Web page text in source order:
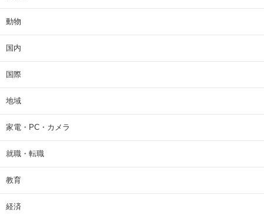
動物
国内
国際
地域
家電・PC・カメラ
就職・転職
教育
経済